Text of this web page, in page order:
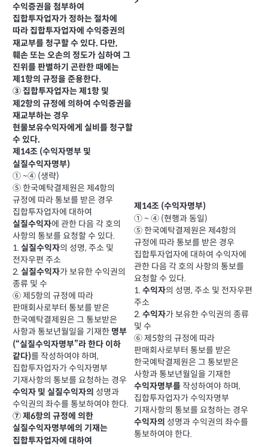
수익증권을 첨부하여
집합투자업자가 정하는 절차에
따라 집합투자업자에 수익증권의
재교부를 청구할 수 있다. 다만,
훼손 또는 오손의 정도가 심하여 그
진위를 판별하기 곤란한 때에는
제1항의 규정을 준용한다.
③ 집합투자업자는 제1항 및
제2항의 규정에 의하여 수익증권을
재교부하는 경우
현물보유수익자에게 실비를 청구할
수 있다.
제14조 (수익자명부 및
실질수익자명부)
① ~④ (생략)
⑤ 한국예탁결제원은 제4항의
규정에 따라 통보를 받은 경우
집합투자업자에 대하여
실질수익자에 관한 다음 각 호의
사항의 통보를 요청할 수 있다.
1. 실질수익자의 성명, 주소 및
전자우편 주소
2. 실질수익자가 보유한 수익권의
종류 및 수
⑥ 제5항의 규정에 따라
판매회사로부터 통보를 받은
한국예탁결제원은 그 통보받은
사항과 통보년월일을 기재한 명부
(“실질수익자명부”라 한다 이하
같다)를 작성하여야 하며,
집합투자업자가 수익자명부
기재사항의 통보를 요청하는 경우
수익자 및 실질수익자의 성명과
수익권의 좌수를 통보하여야 한다.
⑦ 제6항의 규정에 의한
실질수익자명부에의 기재는
집합투자업자에 대하여
제14조 (수익자명부)
① ~ ④ (현행과 동일)
⑤ 한국예탁결제원은 제4항의
규정에 따라 통보를 받은 경우
집합투자업자에 대하여 수익자에
관한 다음 각 호의 사항의 통보를
요청할 수 있다.
1. 수익자의 성명, 주소 및 전자우편
주소
2. 수익자가 보유한 수익권의 종류
및 수
⑥ 제5항의 규정에 따라
판매회사로부터 통보를 받은
한국예탁결제원은 그 통보받은
사항과 통보년월일을 기재한
수익자명부를 작성하여야 하며,
집합투자업자가 수익자명부
기재사항의 통보를 요청하는 경우
수익자의 성명과 수익권의 좌수를
통보하여야 한다.